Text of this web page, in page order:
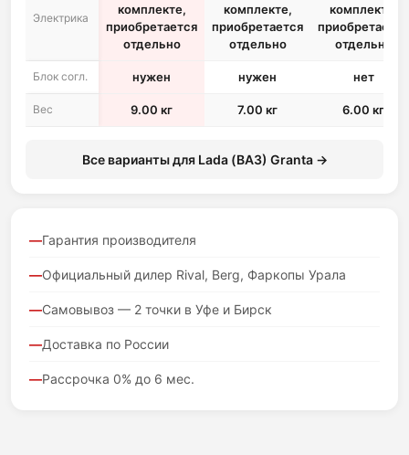
Электрика
комплекте,
приобретается
отдельно
комплекте,
приобретается
отдельно
комплекте,
приобретается
отдельно
Блок согл. нужен нужен нет
Вес 9.00 кг 7.00 кг 6.00 кг
Все варианты для Lada (ВАЗ) Granta →
Гарантия производителя
Официальный дилер Rival, Berg, Фаркопы Урала
Самовывоз — 2 точки в Уфе и Бирск
Доставка по России
Рассрочка 0% до 6 мес.